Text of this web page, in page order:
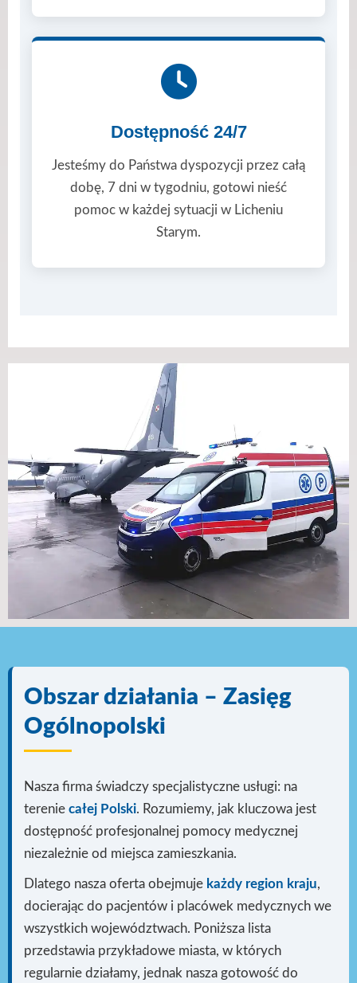
Dostępność 24/7
Jesteśmy do Państwa dyspozycji przez całą
dobę, 7 dni w tygodniu, gotowi nieść
pomoc w każdej sytuacji w Licheniu
Starym.
Obszar działania – Zasięg
Ogólnopolski
Nasza firma świadczy specjalistyczne usługi: na
terenie całej Polski. Rozumiemy, jak kluczowa jest
dostępność profesjonalnej pomocy medycznej
niezależnie od miejsca zamieszkania.
Dlatego nasza oferta obejmuje każdy region kraju,
docierając do pacjentów i placówek medycznych we
wszystkich województwach. Poniższa lista
przedstawia przykładowe miasta, w których
regularnie działamy, jednak nasza gotowość do